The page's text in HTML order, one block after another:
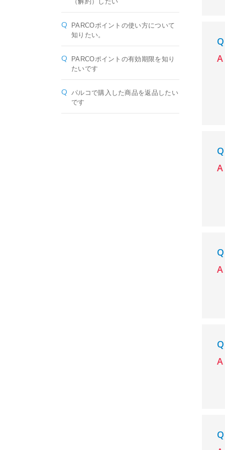
PARCOポイントの使い方について
知りたい。
PARCOポイントの有効期限を知り
たいです
パルコで購入した商品を返品したい
です